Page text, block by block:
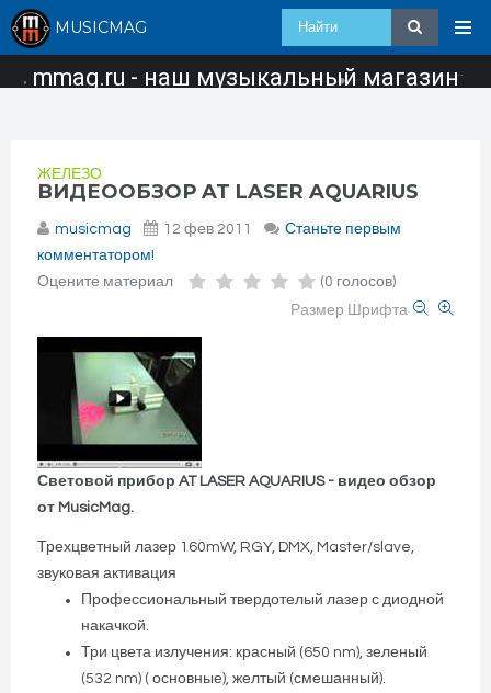
MUSICMAG
mmag.ru - наш музыкальный магазин
ЖЕЛЕЗО
ВИДЕООБЗОР AT LASER AQUARIUS
musicmag 12 фев 2011
Станьте первым
комментатором!
Оцените материал
(0 голосов)
Размер Шрифта
Световой прибор AT LASER AQUARIUS - видео обзор
от MusicMag.
Трехцветный лазер 160mW, RGY, DMX, Master/slave,
звуковая активация
Профессиональный твердотелый лазер с диодной
накачкой.
Три цвета излучения: красный (650 nm), зеленый
(532 nm) ( основные), желтый (смешанный).